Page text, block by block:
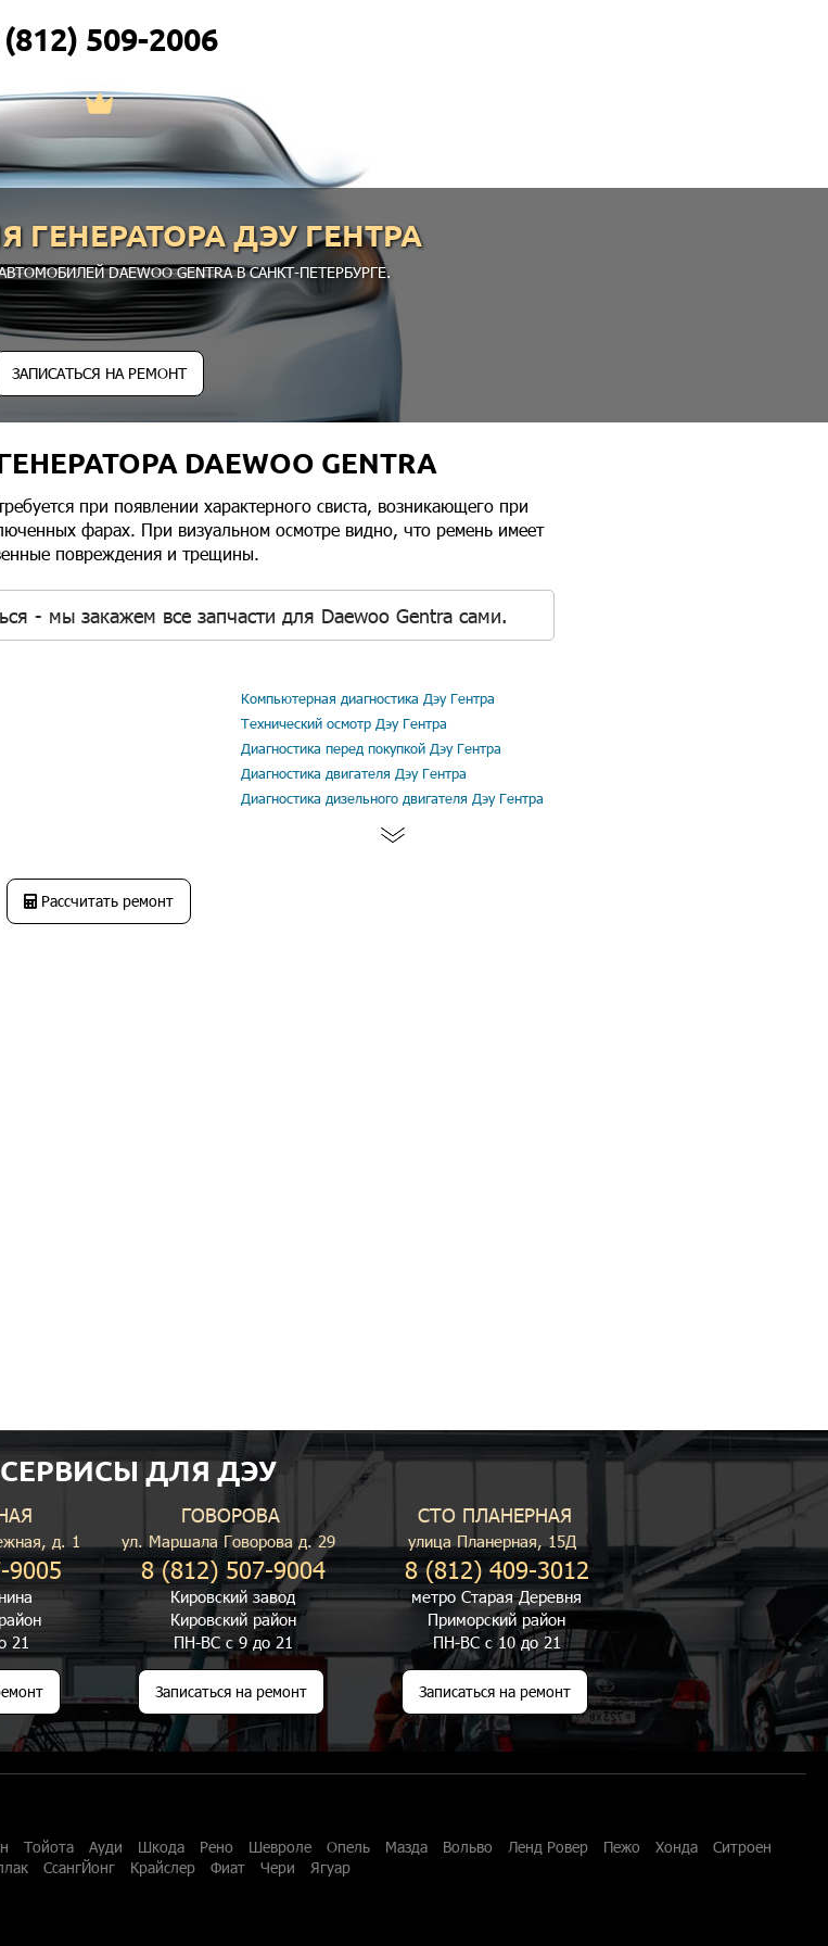
509-2006
ГЕНЕРАТОРА ДЭУ ГЕНТРА
DAEWOO GENTRA В САНКТ-ПЕТЕРБУРГЕ.
ЗАПИСАТЬСЯ НА РЕМОНТ
DAEWOO GENTRA
при появлении характерного свиста, возникающего при
фарах. При визуальном осмотре видно, что ремень имеет
повреждения и трещины.
- мы закажем все запчасти для Daewoo Gentra сами.
Компьютерная диагностика Дэу Гентра
Технический осмотр Дэу Гентра
Диагностика перед покупкой Дэу Гентра
Диагностика двигателя Дэу Гентра
Диагностика дизельного двигателя Дэу Гентра
Рассчитать ремонт
ДЛЯ ДЭУ
д. 1
9005
21
ГОВОРОВА
ул. Маршала Говорова д. 29
8 (812) 507-9004
Кировский завод
Кировский район
ПН-ВС с 9 до 21
Записаться на ремонт
СТО ПЛАНЕРНАЯ
улица Планерная, 15Д
8 (812) 409-3012
метро Старая Деревня
Приморский район
ПН-ВС с 10 до 21
Записаться на ремонт
Тойота Ауди Шкода Рено Шевроле Опель Мазда Вольво Ленд Ровер Пежо Хонда
Ситроен
СсангЙонг Крайслер Фиат Чери Ягуар